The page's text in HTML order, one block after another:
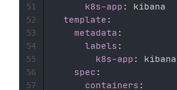
k8s-app :
kibana
template :
metadata :
labels :
k8s-app :
kibana
spec :
containers :
51
52
53
54
55
56
57